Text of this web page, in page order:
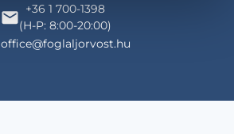
+36 1 700-1398
(H-P: 8:00-20:00)
office@foglaljorvost.hu